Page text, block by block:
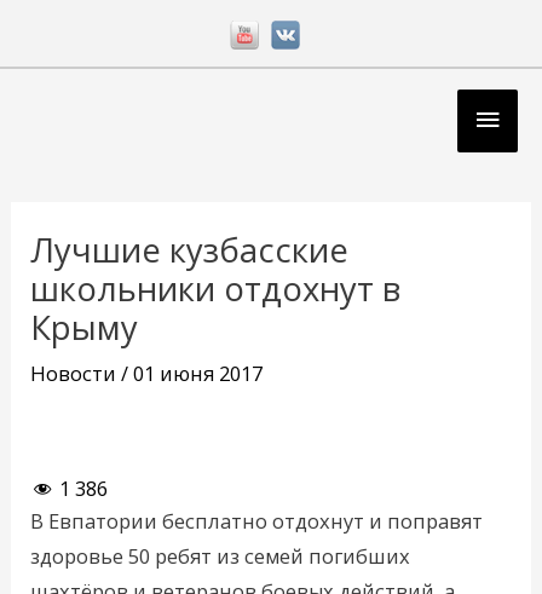
Лучшие кузбасские
школьники отдохнут в
Крыму
Новости /01 июня 2017
1 386
В Евпатории бесплатно отдохнут и поправят
здоровье 50 ребят из семей погибших
записям